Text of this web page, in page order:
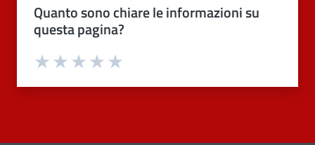
Quanto sono chiare le informazioni su
questa pagina?
Valuta 4 stelle su 5
Valuta 3 stelle su 5
Valuta 2 stelle su 5
Valuta 1 stelle su 5